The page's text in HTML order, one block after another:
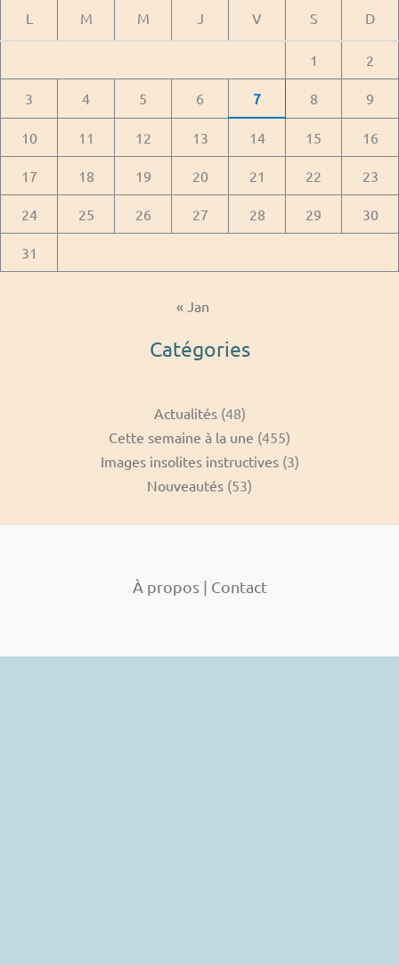
L M M J V S D
1 2
3 4 5 6 7 8 9
10 11 12 13 14 15 16
17 18 19 20 21 22 23
24 25 26 27 28 29 30
31
« Jan
Catégories
Actualités(48)
Cette semaine à la une (455)
Images insolites instructives(3)
Nouveautés (53)
À propos| Contact